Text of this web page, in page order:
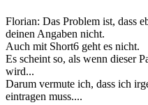
Florian: Das Problem ist, dass
deinen Angaben nicht.
Auch mit Short6 geht es nicht.
Es scheint so, als wenn dieser
wird...
Darum vermute ich, dass ich
eintragen muss....